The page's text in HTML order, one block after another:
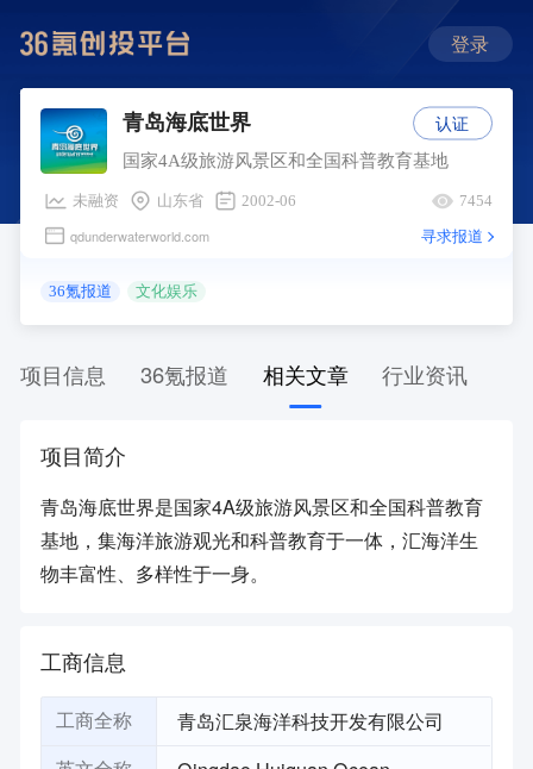
登录
青岛海底世界
国家4A级旅游风景区和全国科普教育基地
未融资 山东省 2002-06 7454
qdunderwaterworld.com 寻求报道
36氪报道 文化娱乐
认证
项目信息 36氪报道 相关文章 行业资讯
项目简介
青岛海底世界是国家4A级旅游风景区和全国科普教育
基地，集海洋旅游观光和科普教育于一体，汇海洋生
物丰富性、多样性于一身。
工商信息
工商全称 青岛汇泉海洋科技开发有限公司